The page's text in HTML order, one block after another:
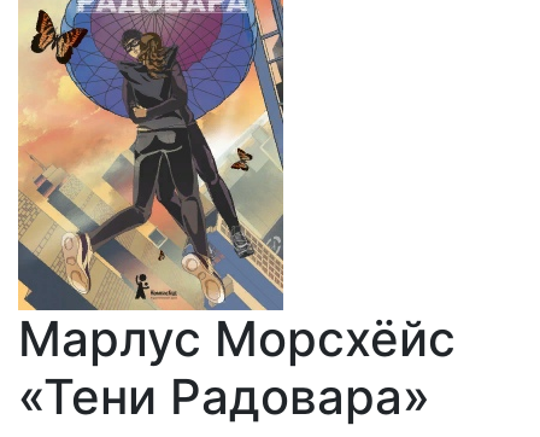
Марлус Морсхёйс
«Тени Радовара»